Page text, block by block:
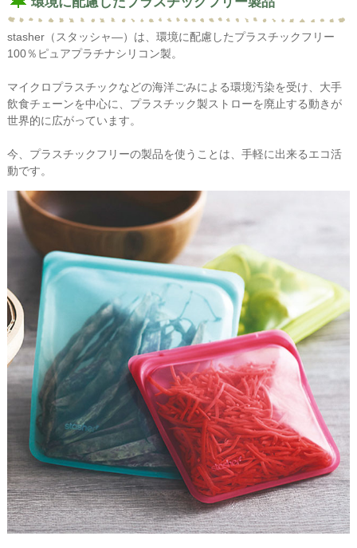
stasher（スタッシャ―）は、環境に配慮したプラスチックフリー
100％ピュアプラチナシリコン製。
マイクロプラスチックなどの海洋ごみによる環境汚染を受け、大手
飲食チェーンを中心に、プラスチック製ストローを廃止する動きが
世界的に広がっています。
今、プラスチックフリーの製品を使うことは、手軽に出来るエコ活
動です。